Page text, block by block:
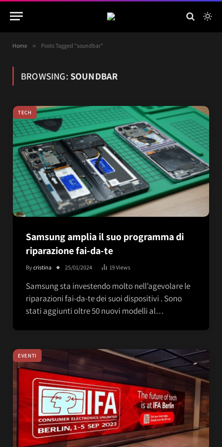
Home » Posts Tagged "soundbar"
BROWSING: SOUNDBAR
TECH
Samsung amplia il suo programma di
riparazione fai-da-te
Bycristina 25/01/2024 19Views
Samsung sta investendo molto nell’agevolare le
riparazioni fai-da-te dei suoi dispositivi . Sono
stati aggiunti oltre 50 nuovi modelli al…
EVENTI